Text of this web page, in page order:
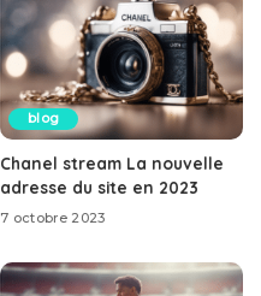
blog
Chanel stream La nouvelle
adresse du site en 2023
7 octobre 2023